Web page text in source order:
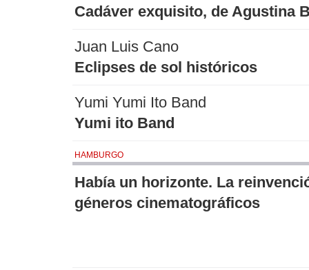
Cadáver exquisito, de Agustina
Juan Luis Cano
Eclipses de sol históricos
Yumi Yumi Ito Band
Yumi ito Band
HAMBURGO
Había un horizonte. La
géneros cinematográficos